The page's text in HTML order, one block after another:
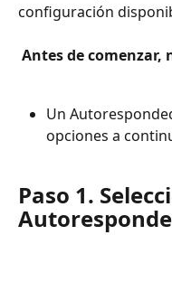
configuración
Antes de comenzar,
Un
opciones a
Paso 1.